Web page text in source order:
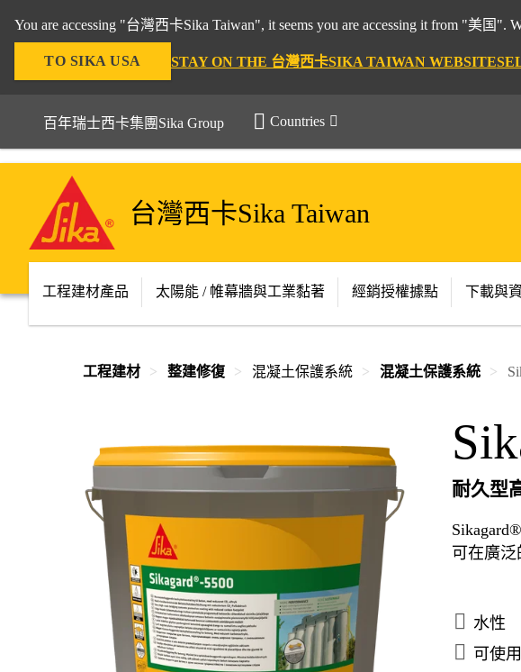
You are accessing "台灣西卡Sika Taiwan", it seems you are accessing it from "美国".
TO SIKA USA STAY ON THE 台灣西卡SIKA TAIWAN WEBSITE
百年瑞士西卡集團Sika Group Countries
台灣西卡Sika Taiwan
工程建材產品 太陽能 / 帷幕牆與工業黏著 經銷授權據點 下載與
工程建材 整建修復 混凝土保護系統 混凝土保護系統
耐久型
可在廣
水性
可使